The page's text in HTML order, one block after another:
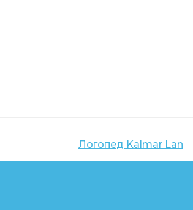
Логопед Kalmar Lan